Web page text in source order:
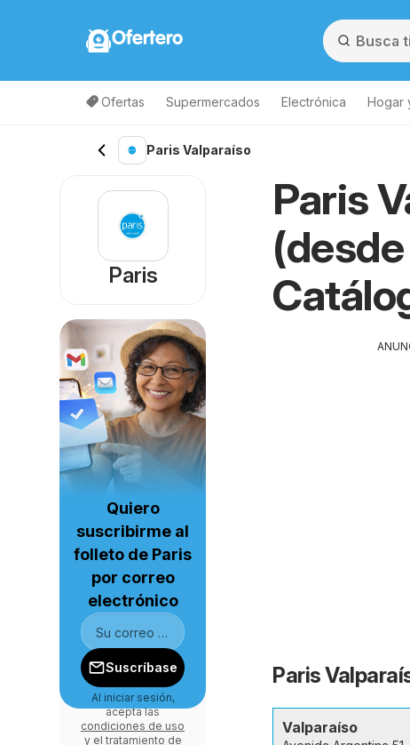
Ofertero
Ofertas Supermercados Electrónica Hogar
Paris Valparaíso
Paris
Paris
Valparaíso
Paris
Quiero
suscribirme al
folleto de Paris
por correo
electrónico
Suscríbase
Al iniciar sesión,
acepta las
condiciones de uso
y el tratamiento de